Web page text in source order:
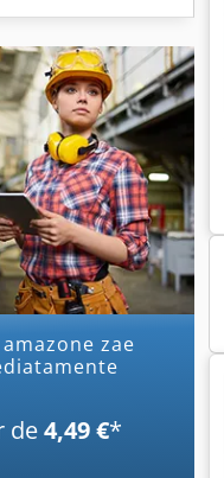
de4,49 €*
Amazone Uf 1201